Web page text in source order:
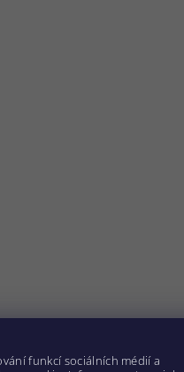
funkcí sociálních médií a